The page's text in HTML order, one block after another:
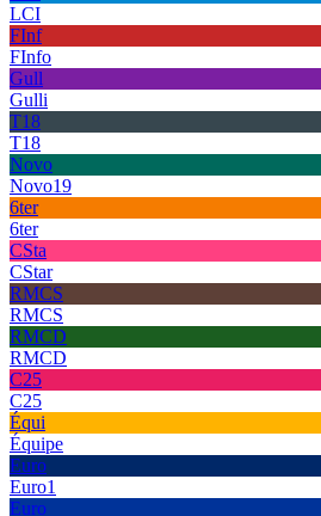
LCI
FInf
FInfo
Gull
Gulli
T18
T18
Novo
Novo19
6ter
6ter
CSta
CStar
RMCS
RMCS
RMCD
RMCD
C25
C25
Équi
Équipe
Euro
Euro1
Euro